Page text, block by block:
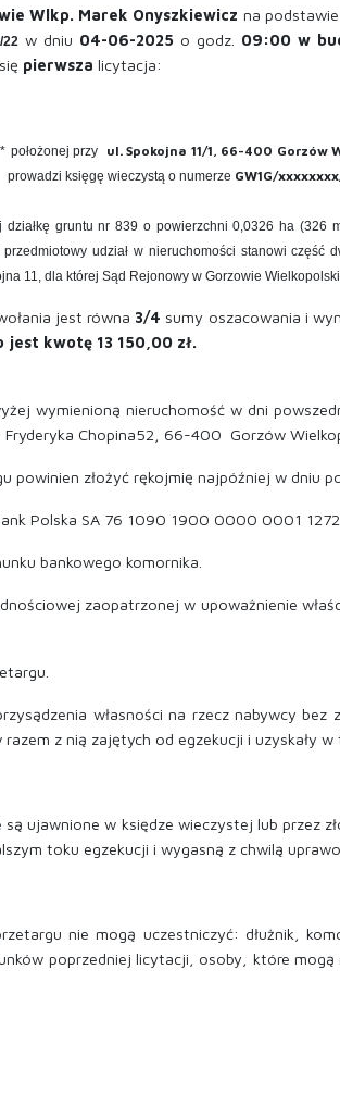
Wlkp. Marek Onyszkiewicz na
22 w dniu 04-06-2025 o godz. 09:00 w
pierwsza licytacja:
położonej przy ul. Spokojna 11/1, 66-400 Gorzów
prowadzi księgę wieczystą o numerze GW1G/
gruntu nr 839 o powierzchni 0,0326 ha
udział w nieruchomości stanowi
11, dla której Sąd Rejonowy w Gorzowie
jest równa 3/4 sumy oszacowania i
kwotę 13 150,00 zł.
wymienioną nieruchomość w dni
Fryderyka Chopina52, 66-400 Gorzów
złożyć rękojmię najpóźniej w dniu
Polska SA 76 1090 1900 0000 0001 1272
bankowego komornika.
zaopatrzonej w upoważnienie
własności na rzecz nabywcy
z nią zajętych od egzekucji i uzyskały
ujawnione w księdze wieczystej lub przez
toku egzekucji i wygasną z chwilą
nie mogą uczestniczyć: dłużnik,
poprzedniej licytacji, osoby, które